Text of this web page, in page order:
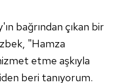
bağrından çıkan bir
"Hamza
etme aşkıyla
beri tanıyorum.